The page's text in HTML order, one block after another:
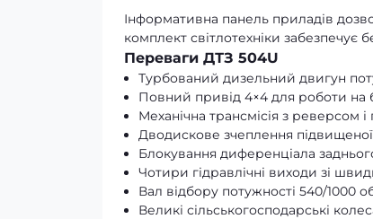
Інформативна панель приладів
комплект світлотехніки
Переваги ДТЗ 504U
Турбований дизельний двигун
Повний привід 4×4 для роботи на
Механічна трансмісія з реверсом
Дводискове зчеплення підвищеної
Блокування диференціала
Чотири гідравлічні виходи зі
Вал відбору потужності 540/1000
Великі сільськогосподарські